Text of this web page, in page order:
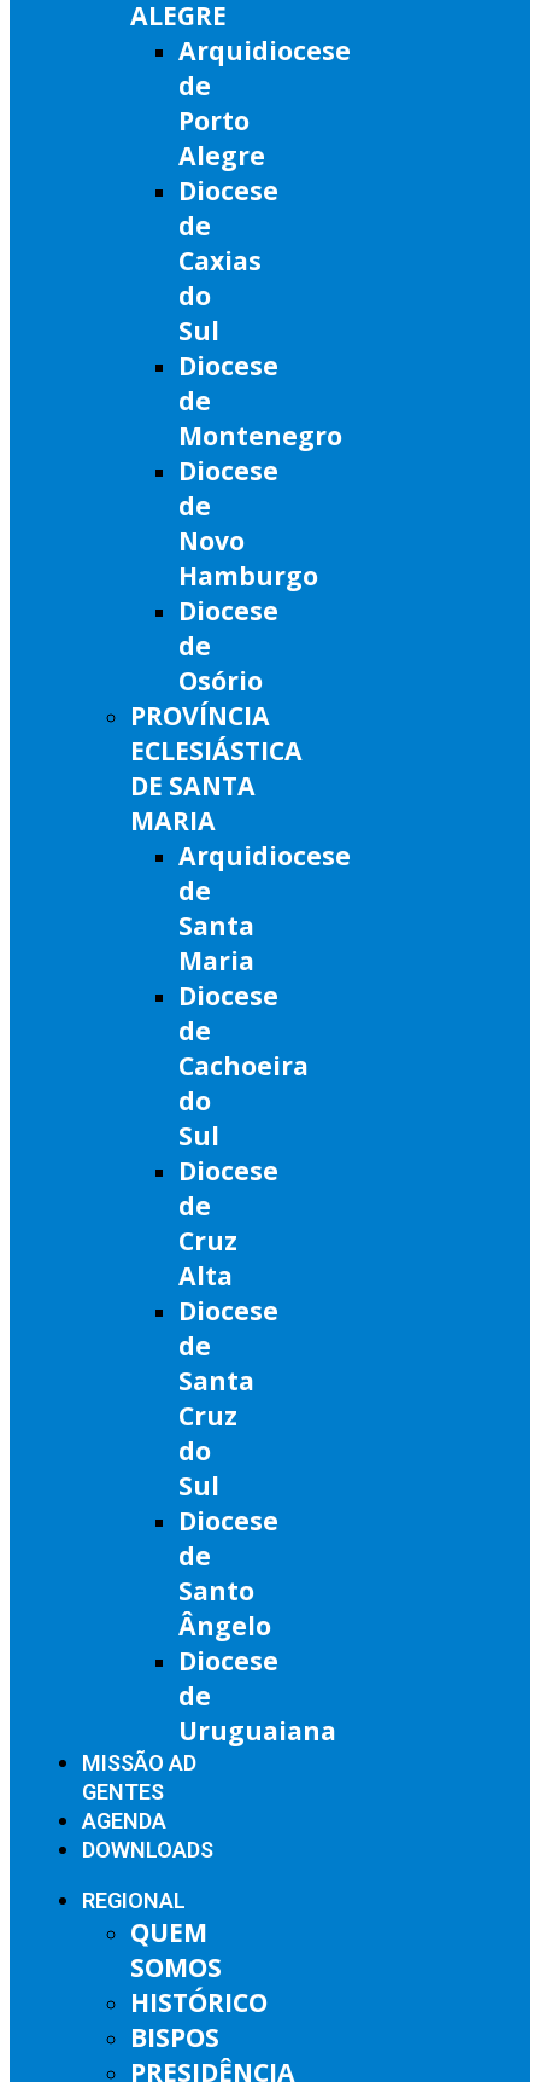
ALEGRE
Arquidiocese
de
Porto
Alegre
Diocese
de
Caxias
do
Sul
Diocese
de
Montenegro
Diocese
de
Novo
Hamburgo
Diocese
de
Osório
PROVÍNCIA
ECLESIÁSTICA
DE SANTA
MARIA
Arquidiocese
de
Santa
Maria
Diocese
de
Cachoeira
do
Sul
Diocese
de
Cruz
Alta
Diocese
de
Santa
Cruz
do
Sul
Diocese
de
Santo
Ângelo
Diocese
de
Uruguaiana
MISSÃO AD
GENTES
AGENDA
DOWNLOADS
REGIONAL
QUEM
SOMOS
HISTÓRICO
BISPOS
PRESIDÊNCIA